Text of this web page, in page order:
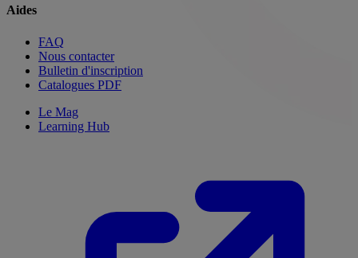
Aides
FAQ
Nous contacter
Bulletin d'inscription
Catalogues PDF
Le Mag
Learning Hub